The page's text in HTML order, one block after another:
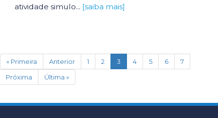
atividade simulo... [saiba mais]
« Primeira Anterior 1 2 3 (current)
4 5 6
7
Próxima
Última »